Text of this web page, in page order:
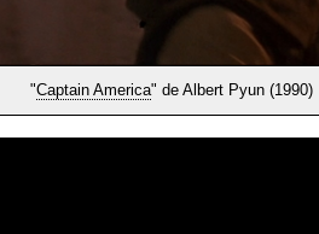
"Captain America" de Albert Pyun (1990)